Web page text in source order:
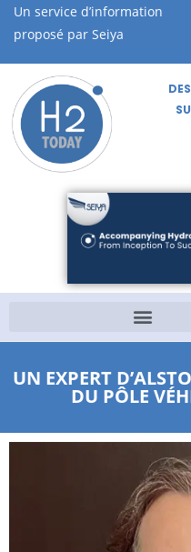
Un service d’information
proposé par Seiya
UN EXPERT
DU PÔLE